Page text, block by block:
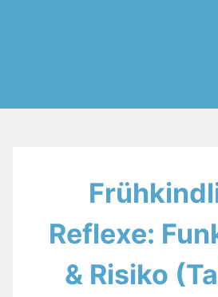
Reflexe:
& Risiko